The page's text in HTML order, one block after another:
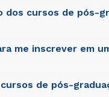
dos cursos de pós-
unde omnis iste
rem aperiam, eaque
sed quia consequuntur
me inscrever em
unde omnis iste
de pós-